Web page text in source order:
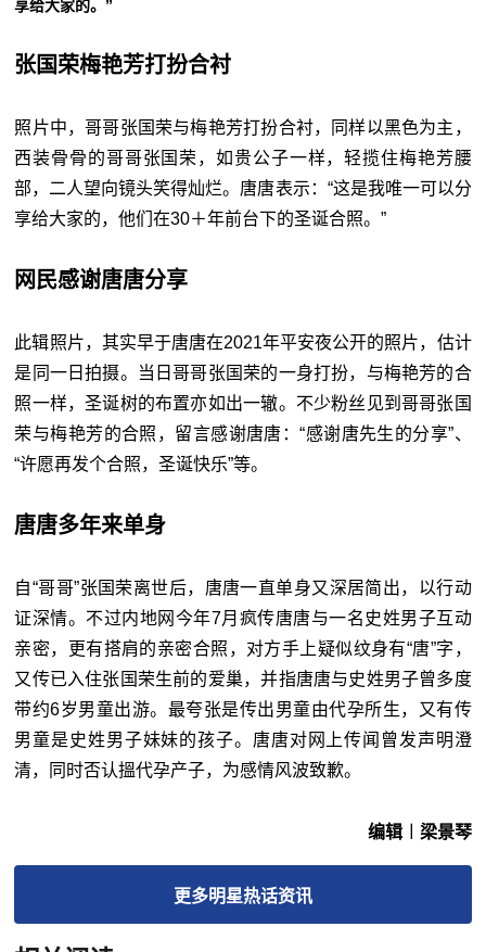
享给大家的。”
张国荣梅艳芳打扮合衬
照片中，哥哥张国荣与梅艳芳打扮合衬，同样以黑色为主，
西装骨骨的哥哥张国荣，如贵公子一样，轻揽住梅艳芳腰
部，二人望向镜头笑得灿烂。唐唐表示：“这是我唯一可以分
享给大家的，他们在30＋年前台下的圣诞合照。”
网民感谢唐唐分享
此辑照片，其实早于唐唐在2021年平安夜公开的照片，估计
是同一日拍摄。当日哥哥张国荣的一身打扮，与梅艳芳的合
照一样，圣诞树的布置亦如出一辙。不少粉丝见到哥哥张国
荣与梅艳芳的合照，留言感谢唐唐：“感谢唐先生的分享”、
“许愿再发个合照，圣诞快乐”等。
唐唐多年来单身
自“哥哥”张国荣离世后，唐唐一直单身又深居简出，以行动
证深情。不过内地网今年7月疯传唐唐与一名史姓男子互动
亲密，更有搭肩的亲密合照，对方手上疑似纹身有“唐”字，
又传已入住张国荣生前的爱巢，并指唐唐与史姓男子曾多度
带约6岁男童出游。最夸张是传出男童由代孕所生，又有传
男童是史姓男子妹妹的孩子。唐唐对网上传闻曾发声明澄
清，同时否认搵代孕产子，为感情风波致歉。
编辑︱梁景琴
更多明星热话资讯